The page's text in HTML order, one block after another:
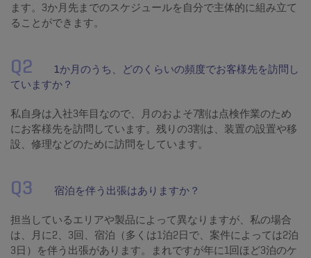
ます。３か月先までのスケジュールを自分で主体的に組み立て
ることができます。
Q2
1か月のうち、どのくらいの頻度でお客様先を訪問し
ていますか？
私自身は入社３年目なので、月のおよそ7割は点検作業のため
にお客様先を訪問しています。残りの3割は、装置の設置や移
設、修理などのために訪問をしています。
Q3 宿泊を伴う出張はありますか？
担当しているエリアや製品によって異なりますが、私の場合
は、月に2、3回、宿泊（多くは１泊２日で、案件によっては２泊
3日）を伴う出張があります。まれですが年に1回ほど3泊のケ